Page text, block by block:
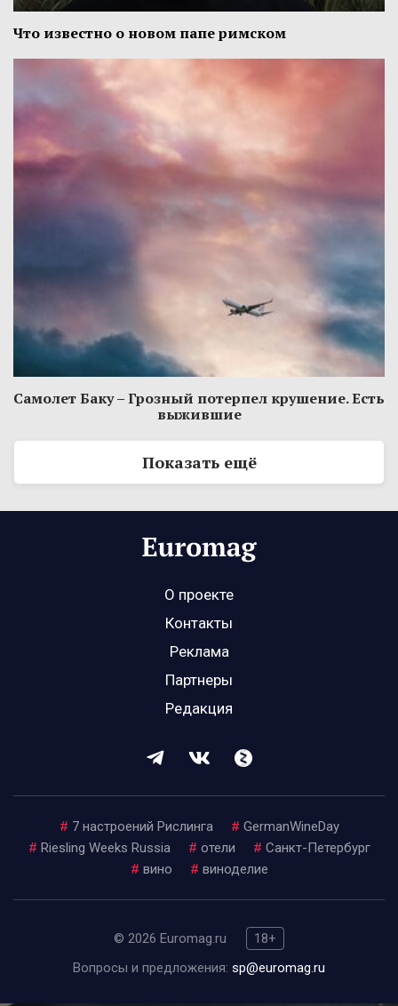
Что известно о новом папе римском
Самолет Баку – Грозный потерпел крушение. Есть
выжившие
Показать ещё
О проекте
Контакты
Реклама
Партнеры
Редакция
# 7 настроений Рислинга # GermanWineDay
# Riesling Weeks Russia # отели # Санкт-Петербург
# вино # виноделие
© 2026 Euromag.ru
18+
Вопросы и предложения: sp@euromag.ru